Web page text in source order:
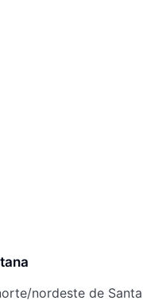
nordeste de Santa